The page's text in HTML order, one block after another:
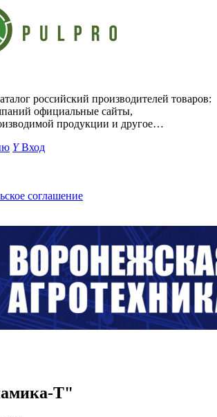
российский производителей товаров:
официальные сайты,
продукции и другое…
YВход
соглашение
Т"